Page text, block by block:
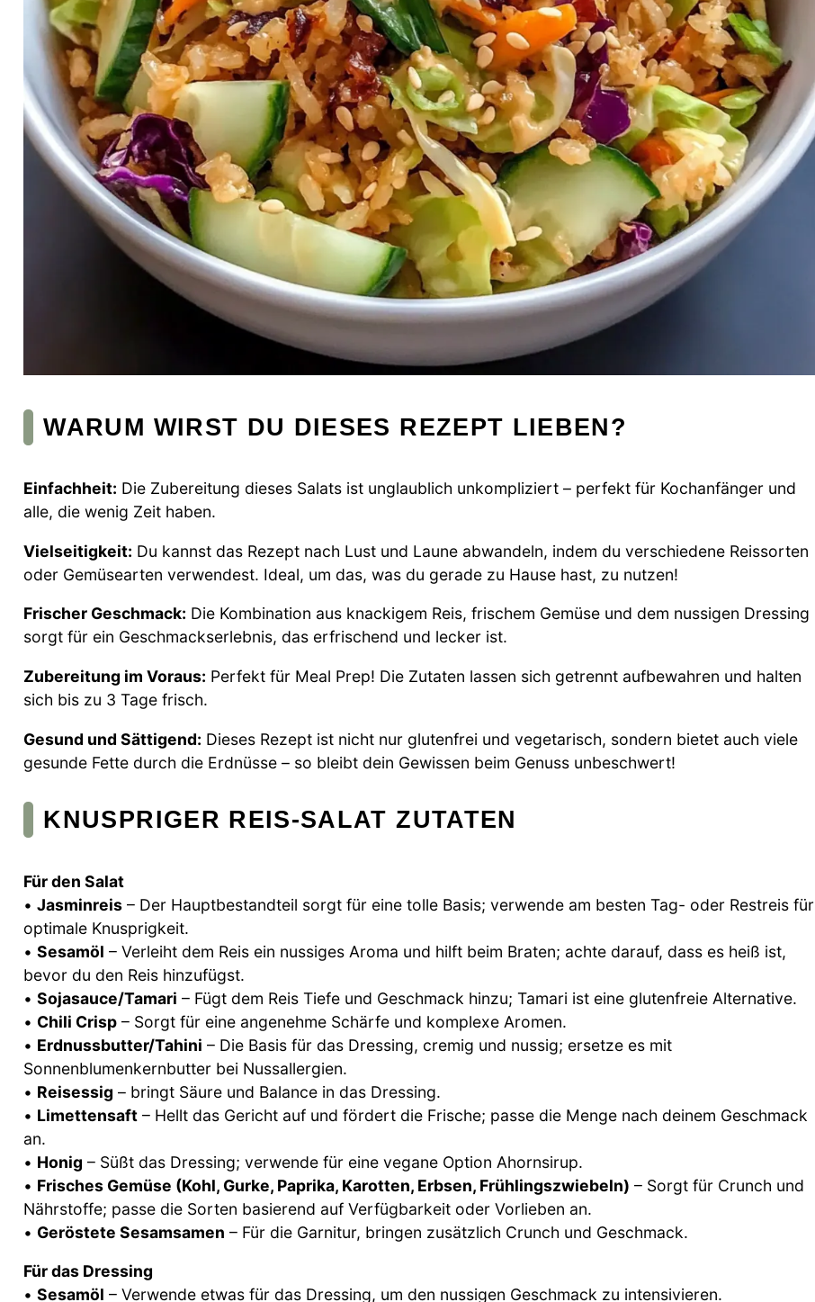
WARUM WIRST DU DIESES REZEPT LIEBEN?
Einfachheit: Die Zubereitung dieses Salats ist unglaublich unkompliziert – perfekt für Kochanfänger und
alle, die wenig Zeit haben.
Vielseitigkeit: Du kannst das Rezept nach Lust und Laune abwandeln, indem du verschiedene Reissorten
oder Gemüsearten verwendest. Ideal, um das, was du gerade zu Hause hast, zu nutzen!
Frischer Geschmack: Die Kombination aus knackigem Reis, frischem Gemüse und dem nussigen Dressing
sorgt für ein Geschmackserlebnis, das erfrischend und lecker ist.
Zubereitung im Voraus: Perfekt für Meal Prep! Die Zutaten lassen sich getrennt aufbewahren und halten
sich bis zu 3 Tage frisch.
Gesund und Sättigend: Dieses Rezept ist nicht nur glutenfrei und vegetarisch, sondern bietet auch viele
gesunde Fette durch die Erdnüsse – so bleibt dein Gewissen beim Genuss unbeschwert!
KNUSPRIGER REIS-SALAT ZUTATEN
Für den Salat
• Jasminreis – Der Hauptbestandteil sorgt für eine tolle Basis; verwende am besten Tag- oder Restreis für
optimale Knusprigkeit.
• Sesamöl – Verleiht dem Reis ein nussiges Aroma und hilft beim Braten; achte darauf, dass es heiß ist,
bevor du den Reis hinzufügst.
• Sojasauce/Tamari – Fügt dem Reis Tiefe und Geschmack hinzu; Tamari ist eine glutenfreie Alternative.
• Chili Crisp – Sorgt für eine angenehme Schärfe und komplexe Aromen.
• Erdnussbutter/Tahini – Die Basis für das Dressing, cremig und nussig; ersetze es mit
Sonnenblumenkernbutter bei Nussallergien.
• Reisessig – bringt Säure und Balance in das Dressing.
• Limettensaft – Hellt das Gericht auf und fördert die Frische; passe die Menge nach deinem Geschmack
an.
• Honig – Süßt das Dressing; verwende für eine vegane Option Ahornsirup.
• Frisches Gemüse (Kohl, Gurke, Paprika, Karotten, Erbsen, Frühlingszwiebeln) – Sorgt für Crunch und
Nährstoffe; passe die Sorten basierend auf Verfügbarkeit oder Vorlieben an.
• Geröstete Sesamsamen – Für die Garnitur, bringen zusätzlich Crunch und Geschmack.
Für das Dressing
• Sesamöl – Verwende etwas für das Dressing, um den nussigen Geschmack zu intensivieren.